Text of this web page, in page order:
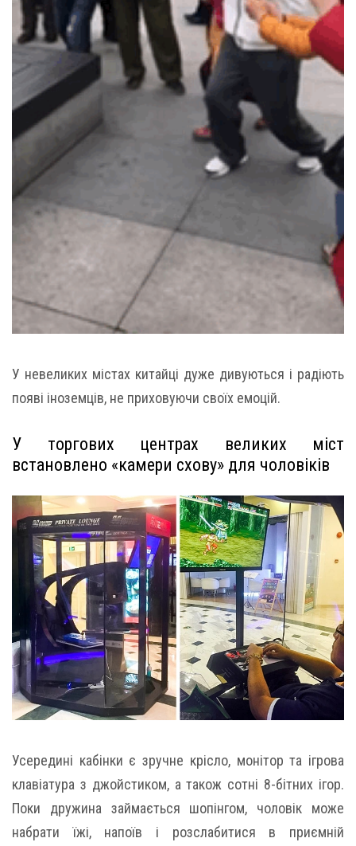
У невеликих містах китайці дуже дивуються і радіють
появі іноземців, не приховуючи своїх емоцій.
У торгових центрах великих міст
встановлено «камери схову» для чоловіків
Усередині кабінки є зручне крісло, монітор та ігрова
клавіатура з джойстиком, а також сотні 8-бітних ігор.
Поки дружина займається шопінгом, чоловік може
набрати їжі, напоїв і розслабитися в приємній